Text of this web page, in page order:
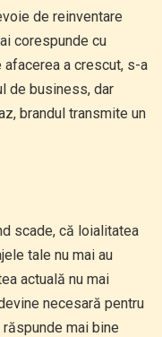
de reinventare
corespunde cu
a crescut, s-a
de business, dar
brandul transmite un
scade, că loialitatea
tale nu mai au
actuală nu mai
necesară pentru
mai bine